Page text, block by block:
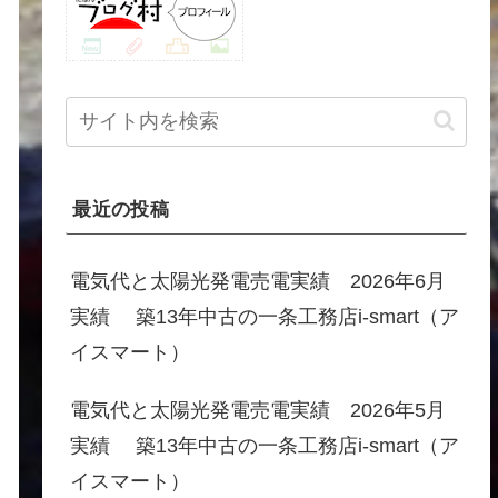
最近の投稿
電気代と太陽光発電売電実績 2026年6月
実績 築13年中古の一条工務店i-smart（ア
イスマート）
電気代と太陽光発電売電実績 2026年5月
実績 築13年中古の一条工務店i-smart（ア
イスマート）